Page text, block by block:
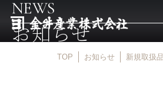
NEWS
お知らせ
TOP お知らせ 新規取扱品